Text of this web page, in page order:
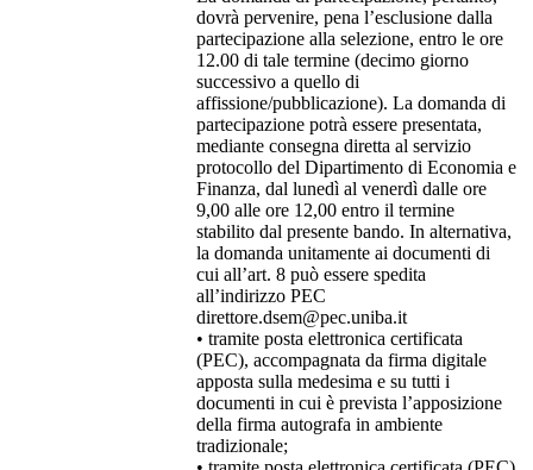
dovrà pervenire, pena l’esclusione dalla
partecipazione alla selezione, entro le ore
12.00 di tale termine (decimo giorno
successivo a quello di
affissione/pubblicazione). La domanda di
partecipazione potrà essere presentata,
mediante consegna diretta al servizio
protocollo del Dipartimento di Economia e
Finanza, dal lunedì al venerdì dalle ore
9,00 alle ore 12,00 entro il termine
stabilito dal presente bando. In alternativa,
la domanda unitamente ai documenti di
cui all’art. 8 può essere spedita
all’indirizzo PEC
direttore.dsem@pec.uniba.it
• tramite posta elettronica certificata
(PEC), accompagnata da firma digitale
apposta sulla medesima e su tutti i
documenti in cui è prevista l’apposizione
della firma autografa in ambiente
tradizionale;